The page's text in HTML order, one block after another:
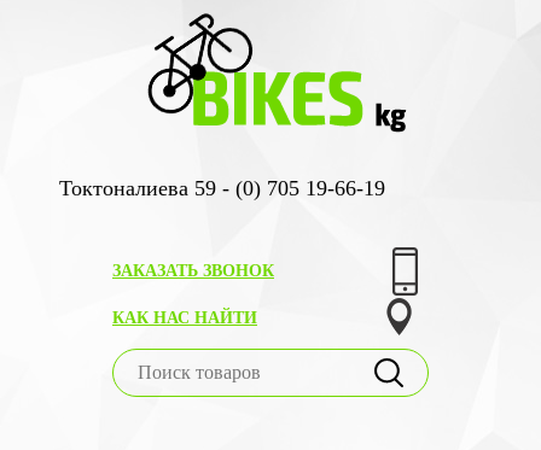
Токтоналиева 59 - (0) 705 19-66-19
ЗАКАЗАТЬ ЗВОНОК
КАК НАС НАЙТИ